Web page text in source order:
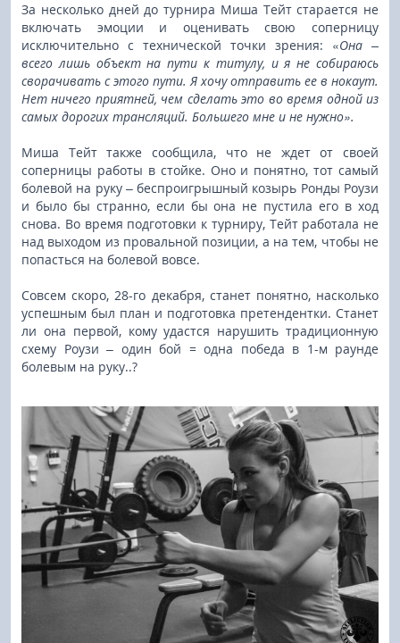
За несколько дней до турнира Миша Тейт старается не
включать эмоции и оценивать свою соперницу
исключительно с технической точки зрения: «Она –
всего лишь объект на пути к титулу, и я не собираюсь
сворачивать с этого пути. Я хочу отправить ее в нокаут.
Нет ничего приятней, чем сделать это во время одной из
самых дорогих трансляций. Большего мне и не нужно».
Миша Тейт также сообщила, что не ждет от своей
соперницы работы в стойке. Оно и понятно, тот самый
болевой на руку – беспроигрышный козырь Ронды Роузи
и было бы странно, если бы она не пустила его в ход
снова. Во время подготовки к турниру, Тейт работала не
над выходом из провальной позиции, а на тем, чтобы не
попасться на болевой вовсе.
Совсем скоро, 28-го декабря, станет понятно, насколько
успешным был план и подготовка претендентки. Станет
ли она первой, кому удастся нарушить традиционную
схему Роузи – один бой = одна победа в 1-м раунде
болевым на руку..?